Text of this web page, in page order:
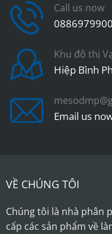
Call us now
0886979900
Khu đô thị
Hiệp Bình
Email us
VỀ CHÚNG TÔI
Chúng tôi là nhà phân
cấp các sản phẩm về